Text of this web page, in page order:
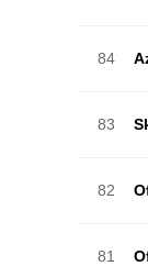
84
83
82
81